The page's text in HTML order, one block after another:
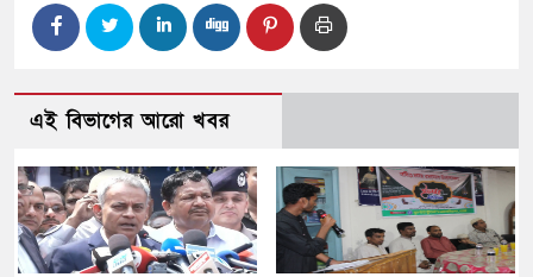
এই বিভাগের আরো খবর